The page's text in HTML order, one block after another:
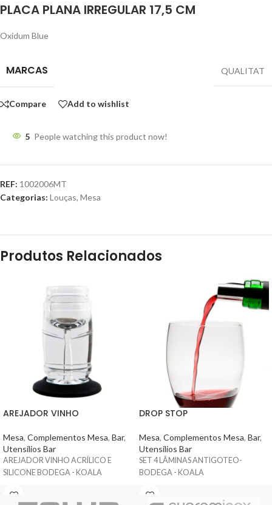
PLACA PLANA IRREGULAR 17,5 CM
Oxidum Blue
MARCAS QUALITAT
Compare Add to wishlist
5 People watching this product now!
REF: 1002006MT
Categorias: Louças, Mesa
Produtos Relacionados
AREJADOR VINHO
Mesa, Complementos Mesa, Bar,
Utensílios Bar
AREJADOR VINHO ACRÍLICO E
SILICONE BODEGA - KOALA
DROP STOP
Mesa, Complementos Mesa, Bar,
Utensílios Bar
SET 4 LÂMINAS ANTIGOTEO-
BODEGA - KOALA